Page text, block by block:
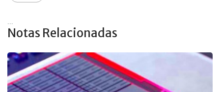
Notas Relacionadas